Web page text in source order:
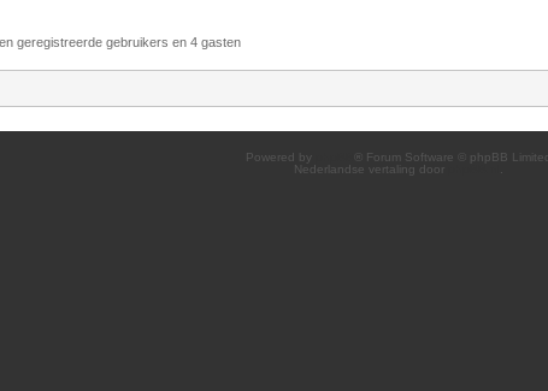
geregistreerde gebruikers en 4 gasten
Powered by
® Forum Software © phpBB Limited
Nederlandse vertaling door
.